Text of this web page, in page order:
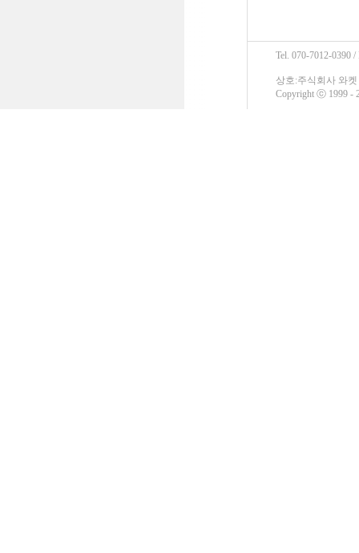
Tel. 070-7012-0390
상호:주식회사 와켓
Copyright ⓒ 1999 -